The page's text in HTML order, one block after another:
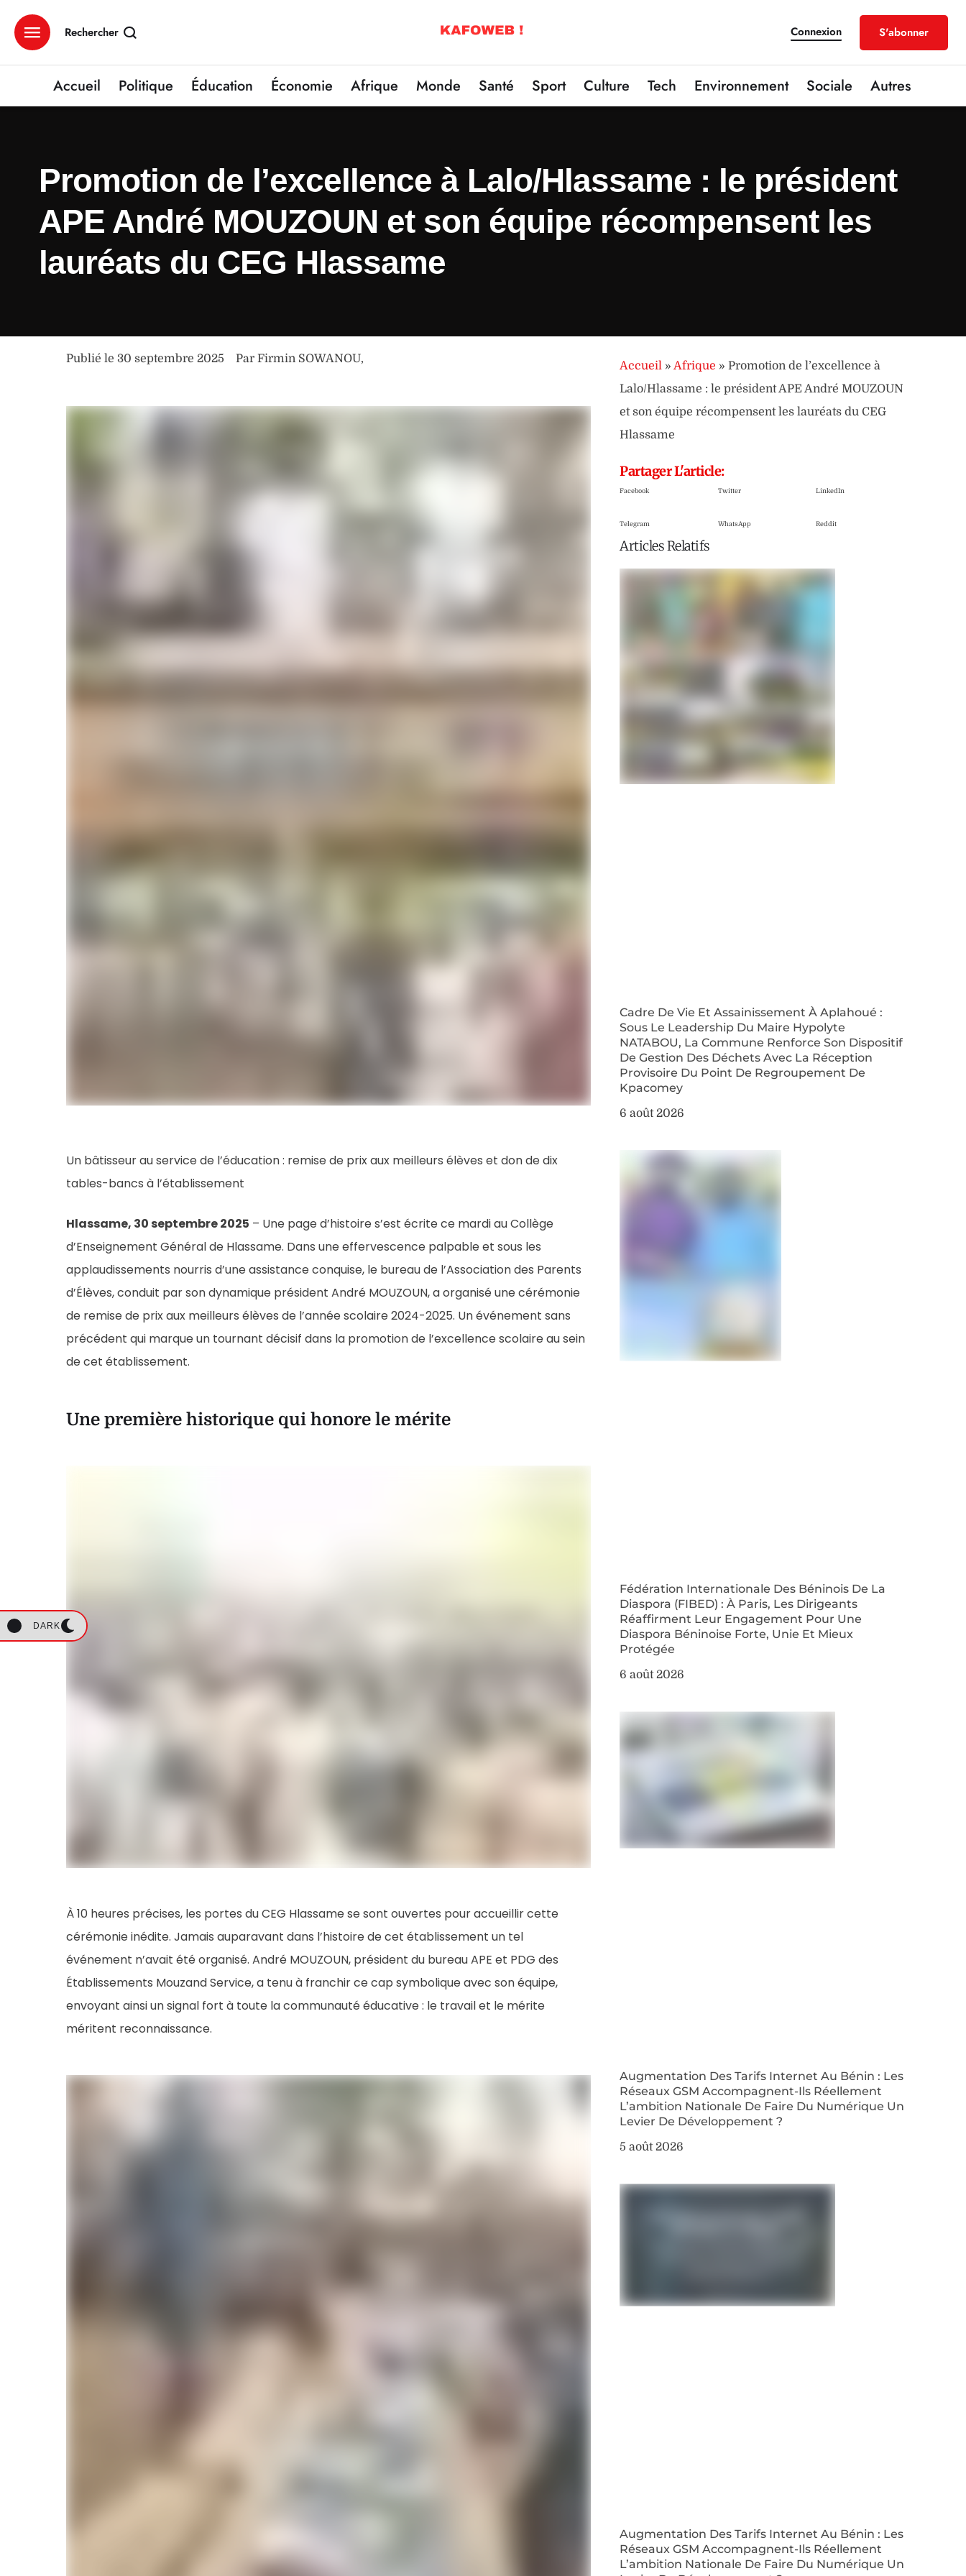
Rechercher Connexion S'abonner
Accueil Politique Éducation Économie Afrique Monde Santé Sport Culture Tech Environnement Sociale Autres
DARK
Promotion de l’excellence à Lalo/Hlassame : le président
APE André MOUZOUN et son équipe récompensent les
lauréats du CEG Hlassame
Publié le 30 septembre 2025 Par Firmin SOWANOU,
Un bâtisseur au service de l’éducation : remise de prix aux meilleurs élèves et don de dix
tables-bancs à l’établissement
Hlassame, 30 septembre 2025 – Une page d’histoire s’est écrite ce mardi au Collège
d’Enseignement Général de Hlassame. Dans une effervescence palpable et sous les
applaudissements nourris d’une assistance conquise, le bureau de l’Association des Parents
d’Élèves, conduit par son dynamique président André MOUZOUN, a organisé une cérémonie
de remise de prix aux meilleurs élèves de l’année scolaire 2024-2025. Un événement sans
précédent qui marque un tournant décisif dans la promotion de l’excellence scolaire au sein
de cet établissement.
Une première historique qui honore le mérite
À 10 heures précises, les portes du CEG Hlassame se sont ouvertes pour accueillir cette
cérémonie inédite. Jamais auparavant dans l’histoire de cet établissement un tel
événement n’avait été organisé. André MOUZOUN, président du bureau APE et PDG des
Établissements Mouzand Service, a tenu à franchir ce cap symbolique avec son équipe,
envoyant ainsi un signal fort à toute la communauté éducative : le travail et le mérite
méritent reconnaissance.
Accueil » Afrique » Promotion de l’excellence à
Lalo/Hlassame : le président APE André MOUZOUN
et son équipe récompensent les lauréats du CEG
Hlassame
Partager L'article:
Facebook Twitter LinkedIn
Telegram WhatsApp Reddit
Articles Relatifs
Cadre De Vie Et Assainissement À Aplahoué :
Sous Le Leadership Du Maire Hypolyte
NATABOU, La Commune Renforce Son Dispositif
De Gestion Des Déchets Avec La Réception
Provisoire Du Point De Regroupement De
Kpacomey
6 août 2026
Fédération Internationale Des Béninois De La
Diaspora (FIBED) : À Paris, Les Dirigeants
Réaffirment Leur Engagement Pour Une
Diaspora Béninoise Forte, Unie Et Mieux
Protégée
6 août 2026
Augmentation Des Tarifs Internet Au Bénin : Les
Réseaux GSM Accompagnent-Ils Réellement
L’ambition Nationale De Faire Du Numérique Un
Levier De Développement ?
5 août 2026
Augmentation Des Tarifs Internet Au Bénin : Les
Réseaux GSM Accompagnent-Ils Réellement
L’ambition Nationale De Faire Du Numérique Un